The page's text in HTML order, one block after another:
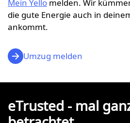
Mein Yello melden. Wir
die gute Energie auch in
ankommt.
Umzug melden
eTrusted - mal